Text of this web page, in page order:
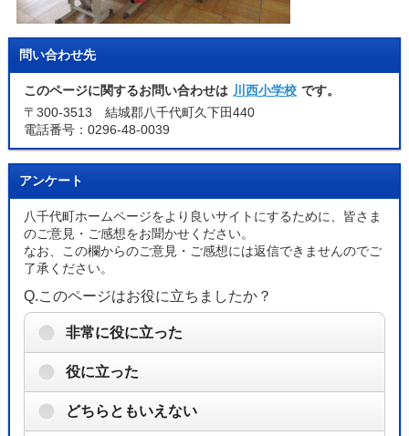
問い合わせ先
このページに関するお問い合わせは 川西小学校 です。
〒300-3513 結城郡八千代町久下田440
電話番号：0296-48-0039
アンケート
八千代町ホームページをより良いサイトにするために、皆さま
のご意見・ご感想をお聞かせください。
なお、この欄からのご意見・ご感想には返信できませんのでご
了承ください。
Q.このページはお役に立ちましたか？
非常に役に立った
役に立った
どちらともいえない